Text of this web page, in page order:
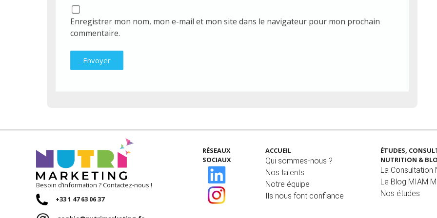
Enregistrer mon nom, mon e-mail et mon site dans le navigateur pour mon prochain
commentaire.
Besoin d’information ? Contactez-nous !
+33 1 47 63 06 37
RÉSEAUX
SOCIAUX
ACCUEIL
Qui sommes-nous ?
Nos talents
Notre équipe
Ils nous font confiance
ÉTUDES,
NUTRITION &
La Consultation
Le Blog MIAM
Nos études